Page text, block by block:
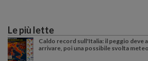
Le più lette
Caldo record sull'Italia: il peggio deve
arrivare, poi una possibile svolta meteo